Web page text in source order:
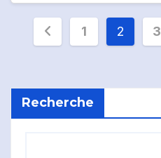
Pagination
publications
1 2 3
Recherche